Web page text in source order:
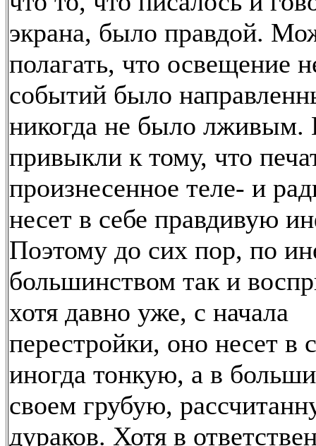
экрана, было правдой.
полагать, что освещение
событий было
никогда не было
привыкли к тому, что
произнесенное теле- и
несет в себе правдивую
Поэтому до сих пор, по
большинством так и
хотя давно уже, с начала
перестройки, оно несет в
иногда тонкую, а в
своем грубую,
дураков. Хотя в